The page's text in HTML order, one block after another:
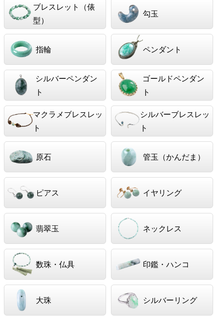
ブレスレット（俵
型）
勾玉
指輪 ペンダント
シルバーペンダン
ト
ゴールドペンダン
ト
マクラメブレスレッ
ト
シルバーブレスレッ
ト
原石 管玉（かんだま）
ピアス イヤリング
翡翠玉 ネックレス
数珠・仏具 印鑑・ハンコ
大珠 シルバーリング